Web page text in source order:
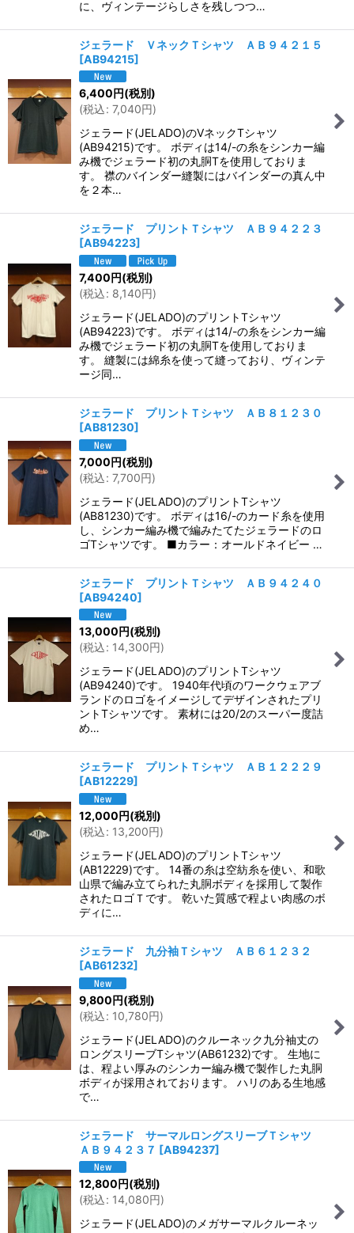
に、ヴィンテージらしさを残しつつ…
ジェラード ＶネックＴシャツ ＡＢ９４２１５
[AB94215]
6,400円(税別)
(税込: 7,040円)
ジェラード(JELADO)のVネックTシャツ
(AB94215)です。 ボディは14/-の糸をシンカー編
み機でジェラード初の丸胴Tを使用しておりま
す。 襟のバインダー縫製にはバインダーの真ん中
を２本…
ジェラード プリントＴシャツ ＡＢ９４２２３
[AB94223]
7,400円(税別)
(税込: 8,140円)
ジェラード(JELADO)のプリントTシャツ
(AB94223)です。 ボディは14/-の糸をシンカー編
み機でジェラード初の丸胴Tを使用しておりま
す。 縫製には綿糸を使って縫っており、ヴィンテ
ージ同…
ジェラード プリントＴシャツ ＡＢ８１２３０
[AB81230]
7,000円(税別)
(税込: 7,700円)
ジェラード(JELADO)のプリントTシャツ
(AB81230)です。 ボディは16/-のカード糸を使用
し、シンカー編み機で編みたてたジェラードのロ
ゴTシャツです。 ■カラー：オールドネイビー …
ジェラード プリントＴシャツ ＡＢ９４２４０
[AB94240]
13,000円(税別)
(税込: 14,300円)
ジェラード(JELADO)のプリントTシャツ
(AB94240)です。 1940年代頃のワークウェアブ
ランドのロゴをイメージしてデザインされたプリ
ントTシャツです。 素材には20/2のスーパー度詰
め…
ジェラード プリントＴシャツ ＡＢ１２２２９
[AB12229]
12,000円(税別)
(税込: 13,200円)
ジェラード(JELADO)のプリントTシャツ
(AB12229)です。 14番の糸は空紡糸を使い、和歌
山県で編み立てられた丸胴ボディを採用して製作
されたロゴＴです。 乾いた質感で程よい肉感のボ
ディに…
ジェラード 九分袖Ｔシャツ ＡＢ６１２３２
[AB61232]
9,800円(税別)
(税込: 10,780円)
ジェラード(JELADO)のクルーネック九分袖丈の
ロングスリーブTシャツ(AB61232)です。 生地に
は、程よい厚みのシンカー編み機で製作した丸胴
ボディが採用されております。 ハリのある生地感
で…
ジェラード サーマルロングスリーブＴシャツ
ＡＢ９４２３７ [AB94237]
12,800円(税別)
(税込: 14,080円)
ジェラード(JELADO)のメガサーマルクルーネッ